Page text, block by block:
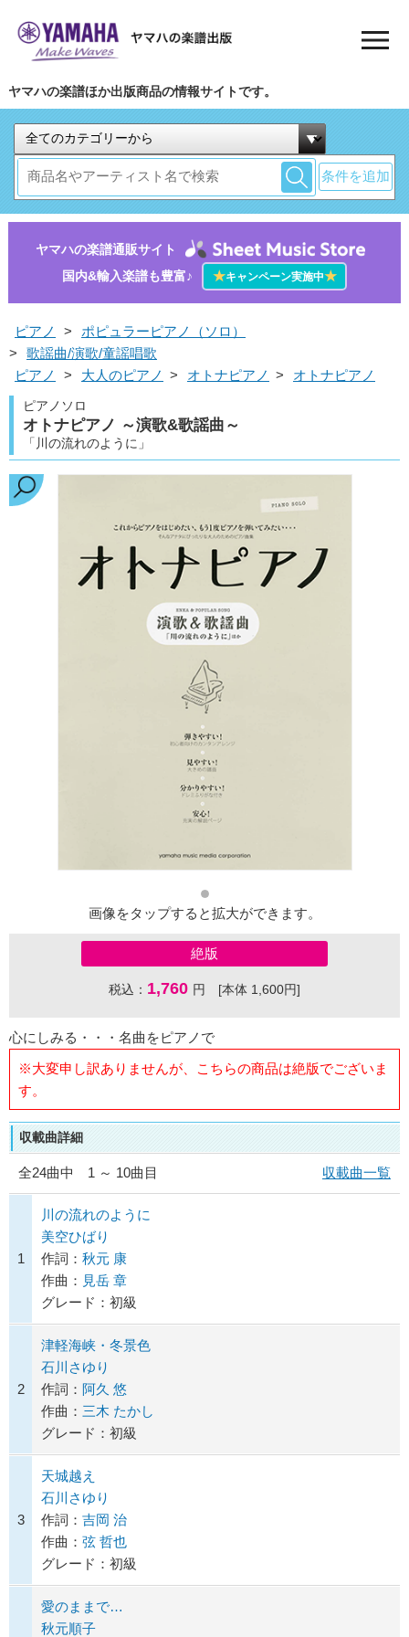
ヤマハの楽譜ほか出版商品の情報サイトです。
条件を追加
ヤマハの楽譜通販サイト
国内&輸入楽譜も豊富♪
★キャンペーン実施中★
ピアノ >
ポピュラーピアノ（ソロ）
>
歌謡曲/演歌/童謡唱歌
ピアノ
> 大人のピアノ > オトナピアノ > オトナピアノ
ピアノソロ
オトナピアノ ～演歌&歌謡曲～
「川の流れのように」
画像をタップすると拡大ができます。
絶版
税込： 1,760 円 [本体 1,600円]
心にしみる・・・名曲をピアノで
※大変申し訳ありませんが、こちらの商品は絶版でございま
す。
収載曲詳細
全24曲中 1 ～ 10曲目 収載曲一覧
1
川の流れのように
美空ひばり
作詞： 秋元 康
作曲： 見岳 章
グレード：初級
2
津軽海峡・冬景色
石川さゆり
作詞： 阿久 悠
作曲： 三木 たかし
グレード：初級
3
天城越え
石川さゆり
作詞： 吉岡 治
作曲： 弦 哲也
グレード：初級
愛のままで…
秋元順子